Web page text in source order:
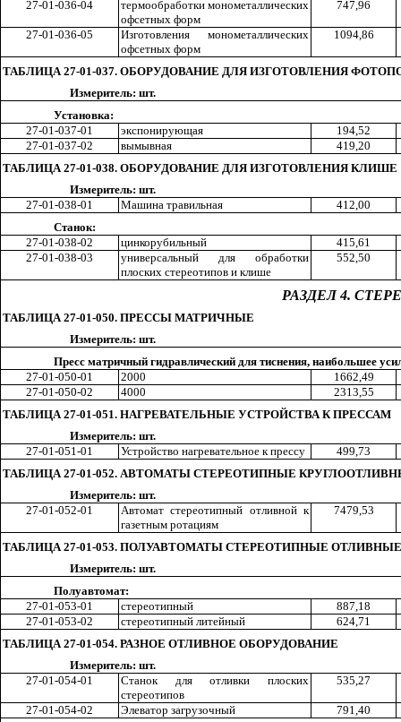
27-01-036-04
термообработки монометаллических
офсетных форм
747,96
27-01-036-05
Изготовления монометаллических
офсетных форм
1094,86
ТАБЛИЦА 27-01-037. ОБОРУДОВАНИЕ ДЛЯ ИЗГОТОВЛЕНИЯ
Измеритель: шт.
Установка:
27-01-037-01
экспонирующая 194,52
27-01-037-02
вымывная 419,20
ТАБЛИЦА 27-01-038. ОБОРУДОВАНИЕ ДЛЯ ИЗГОТОВЛЕНИЯ КЛИШЕ
Измеритель: шт.
27-01-038-01
Машина травильная 412,00
Станок:
27-01-038-02
цинкорубильный 415,61
27-01-038-03
универсальный для обработки
плоских стереотипов и клише
552,50
РАЗДЕЛ 4.
ТАБЛИЦА 27-01-050. ПРЕССЫ МАТРИЧНЫЕ
Измеритель: шт.
Пресс матричный гидравлический для тиснения, наибольшее
27-01-050-01
2000 1662,49
27-01-050-02
4000 2313,55
ТАБЛИЦА 27-01-051. НАГРЕВАТЕЛЬНЫЕ УСТРОЙСТВА К ПРЕССАМ
Измеритель: шт.
27-01-051-01
Устройство нагревательное к прессу 499,73
ТАБЛИЦА 27-01-052. АВТОМАТЫ СТЕРЕОТИПНЫЕ
Измеритель: шт.
27-01-052-01
Автомат стереотипный отливной к
газетным ротациям
7479,53
ТАБЛИЦА 27-01-053. ПОЛУАВТОМАТЫ СТЕРЕОТИПНЫЕ ОТЛИВНЫЕ
Измеритель: шт.
Полуавтомат:
27-01-053-01
стереотипный 887,18
27-01-053-02
стереотипный литейный 624,71
ТАБЛИЦА 27-01-054. РАЗНОЕ ОТЛИВНОЕ ОБОРУДОВАНИЕ
Измеритель: шт.
27-01-054-01
Станок для отливки плоских
стереотипов
535,27
27-01-054-02 Элеватор загрузочный 791,40